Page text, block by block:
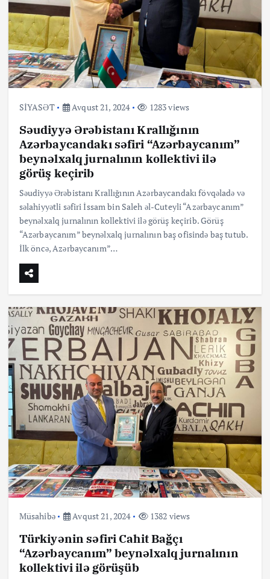
SİYASƏT Avqust 21, 2024 1283 views
Səudiyyə Ərəbistanı Krallığının
Azərbaycandakı səfiri “Azərbaycanım”
beynəlxalq jurnalının kollektivi ilə
görüş keçirib
Səudiyyə Ərəbistanı Krallığının Azərbaycandakı fövqəladə və
səlahiyyətli səfiri İssam bin Saleh əl-Cuteyli “Azərbaycanım”
beynəlxalq jurnalının kollektivi ilə görüş keçirib. Görüş
“Azərbaycanım” beynəlxalq jurnalının baş ofisində baş tutub.
İlk öncə, Azərbaycanım”…
Müsahibə Avqust 21, 2024 1382 views
Türkiyənin səfiri Cahit Bağçı
“Azərbaycanım” beynəlxalq jurnalının
kollektivi ilə görüşüb